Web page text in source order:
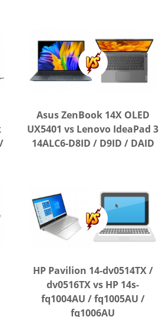
Asus ZenBook 14X OLED
UX5401 vs Lenovo IdeaPad 3
14ALC6-D8ID / D9ID / DAID
HP Pavilion 14-dv0514TX /
dv0516TX vs HP 14s-
fq1004AU / fq1005AU /
fq1006AU